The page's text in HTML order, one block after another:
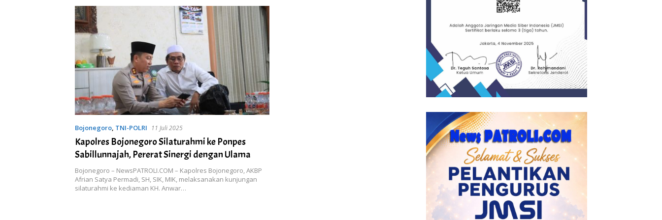
Bojonegoro, TNI-POLRI 11 Juli 2025
Kapolres Bojonegoro Silaturahmi ke Ponpes
Sabillunnajah, Pererat Sinergi dengan Ulama
Bojonegoro – NewsPATROLI.COM – Kapolres Bojonegoro, AKBP
Afrian Satya Permadi, SH, SIK, MIK, melaksanakan kunjungan
silaturahmi ke kediaman KH. Anwar…